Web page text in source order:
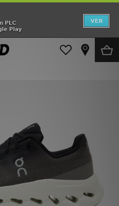
PLC
Play
VER
Calzado de hombre Zapatillas